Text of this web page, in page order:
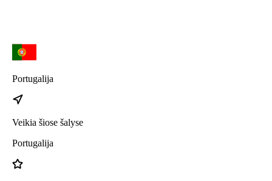
Portugalija
Veikia šiose šalyse
Portugalija